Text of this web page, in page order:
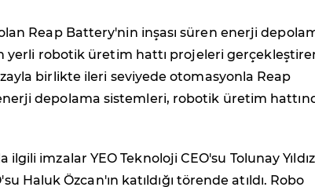
Reap Battery'nin inşası süren enerji
yerli robotik üretim hattı projeleri
birlikte ileri seviyede otomasyonla Reap
depolama sistemleri, robotik üretim
imzalar YEO Teknoloji CEO'su Tolunay
Haluk Özcan'ın katıldığı törende atıldı. Robo